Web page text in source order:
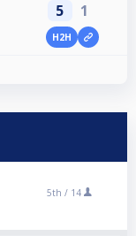
5 1
H2H
5th / 14